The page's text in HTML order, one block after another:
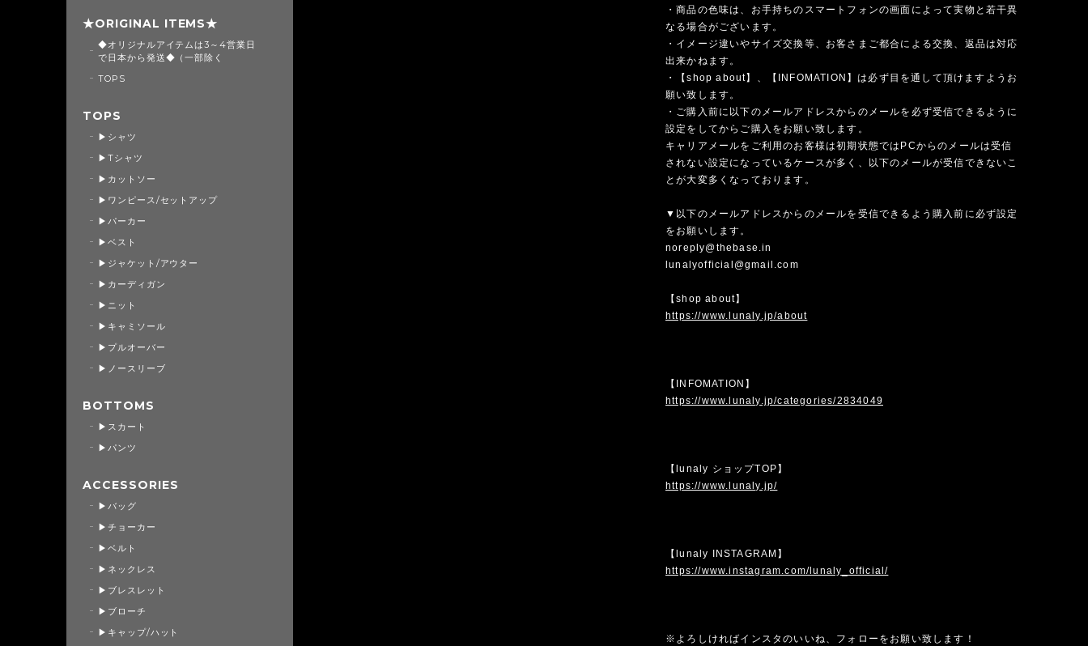
・商品の色味は、お手持ちのスマートフォンの画面によって実物と若干異
なる場合がございます。
・イメージ違いやサイズ交換等、お客さまご都合による交換、返品は対応
出来かねます。
・【shop about】、【INFOMATION】は必ず目を通して頂けますようお
願い致します。
・ご購入前に以下のメールアドレスからのメールを必ず受信できるように
設定をしてからご購入をお願い致します。
キャリアメールをご利用のお客様は初期状態ではPCからのメールは受信
されない設定になっているケースが多く、以下のメールが受信できないこ
とが大変多くなっております。
▼以下のメールアドレスからのメールを受信できるよう購入前に必ず設定
をお願いします。
noreply@thebase.in
lunalyofficial@gmail.com
【shop about】
https://www.lunaly.jp/about
【INFOMATION】
https://www.lunaly.jp/categories/2834049
【lunaly ショップTOP】
https://www.lunaly.jp/
【lunaly INSTAGRAM】
https://www.instagram.com/lunaly_official/
※よろしければインスタのいいね、フォローをお願い致します！
★ORIGINAL ITEMS★
◆オリジナルアイテムは3～4営業日
で日本から発送◆（一部除く
TOPS
TOPS
▶シャツ
▶Tシャツ
▶カットソー
▶ワンピース/セットアップ
▶パーカー
▶ベスト
▶ジャケット/アウター
▶カーディガン
▶ニット
▶キャミソール
▶プルオーバー
▶ノースリーブ
BOTTOMS
▶スカート
▶パンツ
ACCESSORIES
▶バッグ
▶チョーカー
▶ベルト
▶ネックレス
▶ブレスレット
▶ブローチ
▶キャップ/ハット